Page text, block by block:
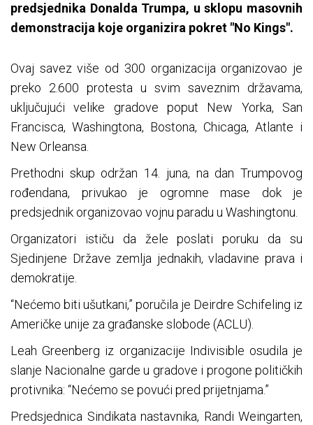
predsjednika Donalda Trumpa, u sklopu masovnih
demonstracija koje organizira pokret "No Kings".
Ovaj savez više od 300 organizacija organizovao je
preko 2.600 protesta u svim saveznim državama,
uključujući velike gradove poput New Yorka, San
Francisca, Washingtona, Bostona, Chicaga, Atlante i
New Orleansa.
Prethodni skup održan 14. juna, na dan Trumpovog
rođendana, privukao je ogromne mase dok je
predsjednik organizovao vojnu paradu u Washingtonu.
Organizatori ističu da žele poslati poruku da su
Sjedinjene Države zemlja jednakih, vladavine prava i
demokratije.
“Nećemo biti ušutkani,” poručila je Deirdre Schifeling iz
Američke unije za građanske slobode (ACLU).
Leah Greenberg iz organizacije Indivisible osudila je
slanje Nacionalne garde u gradove i progone političkih
protivnika: “Nećemo se povući pred prijetnjama.”
Predsjednica Sindikata nastavnika, Randi Weingarten,